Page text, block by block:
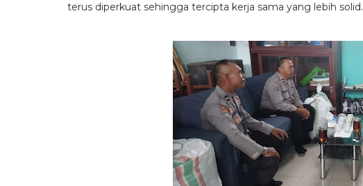
terus diperkuat sehingga tercipta kerja sama yang lebih solid.